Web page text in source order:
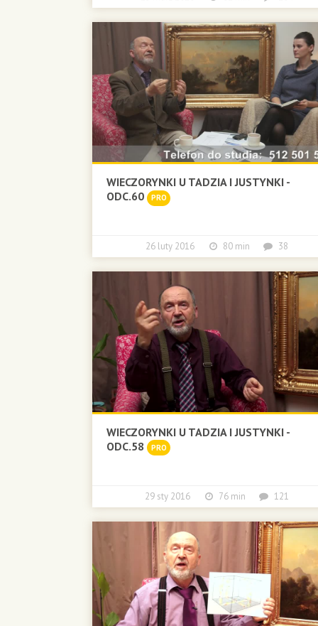
WIECZORYNKI U TADZIA I JUSTYNKI -
ODC.60
PRO
26 luty 2016 80 min 38
WIECZORYNKI U TADZIA I JUSTYNKI -
ODC.58
PRO
29 sty 2016 76 min 121